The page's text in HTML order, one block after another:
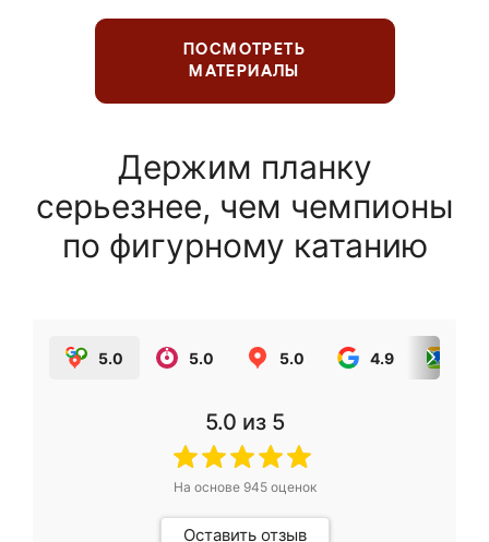
ПОСМОТРЕТЬ
МАТЕРИАЛЫ
Держим планку
серьезнее, чем чемпионы
по фигурному катанию
5.0 5.0 5.0 4.9
5.0 из 5
На основе 945оценок
Оставить отзыв